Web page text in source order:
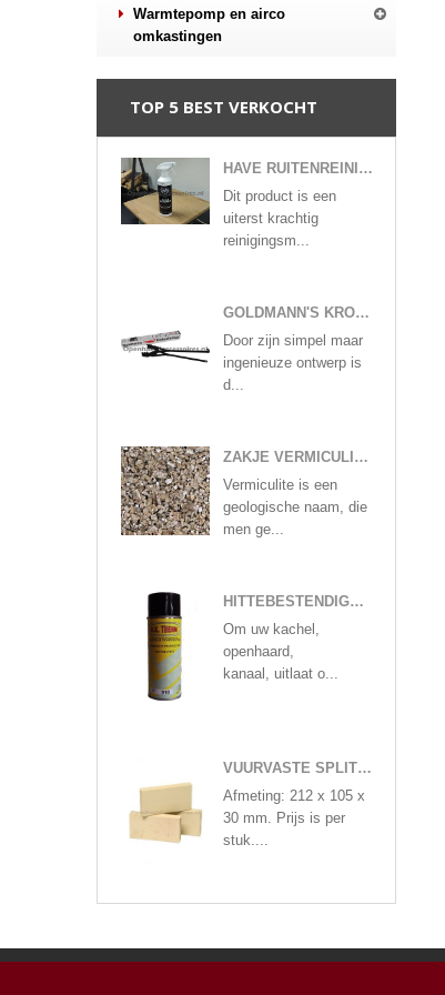
Warmtepomp en airco
omkastingen
TOP 5 BEST VERKOCHT
HAVE RUITENREINIGER
Dit product is een
uiterst krachtig
reinigingsm...
GOLDMANN'S KROKODILLENTANG
Door zijn simpel maar
ingenieuze ontwerp is
d...
ZAKJE VERMICULITE KORRELS GLOEIVLOKKEN
Vermiculite is een
geologische naam, die
men ge...
HITTEBESTENDIGE VERF IN 400 ML SPUITBUS MAT ZWART OF ANTRACIETKLEUREN
Om uw kachel,
openhaard,
kanaal, uitlaat o...
VUURVASTE SPLIT STEEN
Afmeting: 212 x 105 x
30 mm. Prijs is per
stuk....